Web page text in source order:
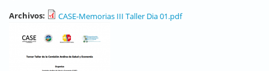
Archivos: CASE-Memorias III Taller Dia 01.pdf